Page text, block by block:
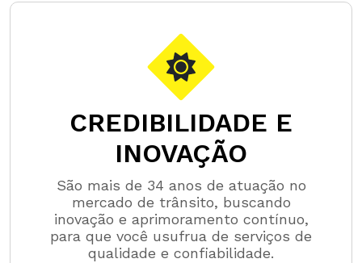
CREDIBILIDADE E
INOVAÇÃO
São mais de 34 anos de atuação no
mercado de trânsito, buscando
inovação e aprimoramento contínuo,
para que você usufrua de serviços de
qualidade e confiabilidade.